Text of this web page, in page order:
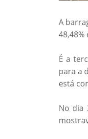
A
É a
para a
está
No dia